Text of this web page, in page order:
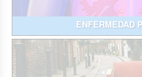
ENFERMEDAD